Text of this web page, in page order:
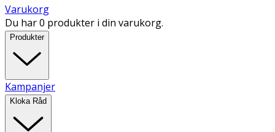
Varukorg
Du har 0 produkter i din varukorg.
Produkter
Kampanjer
Kloka Råd